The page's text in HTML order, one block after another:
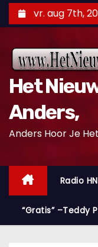
o
n
vr. aug 7th,
Het
Anders,
Anders Hoor Je
Radio
“Gratis” –Teddy